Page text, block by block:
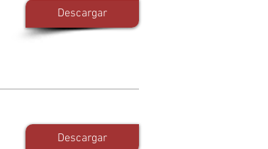
Descargar
Descargar